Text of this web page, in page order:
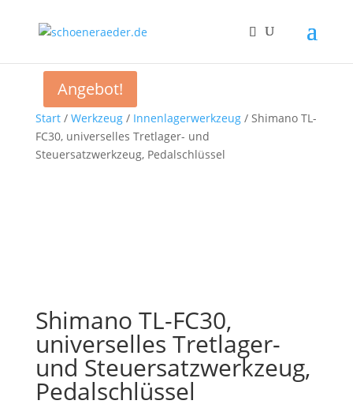
Start/ Werkzeug/ Innenlagerwerkzeug/ Shimano TL-
FC30, universelles Tretlager- und
Steuersatzwerkzeug, Pedalschlüssel
Shimano TL-FC30,
universelles Tretlager-
und Steuersatzwerkzeug,
Pedalschlüssel
Angebot!